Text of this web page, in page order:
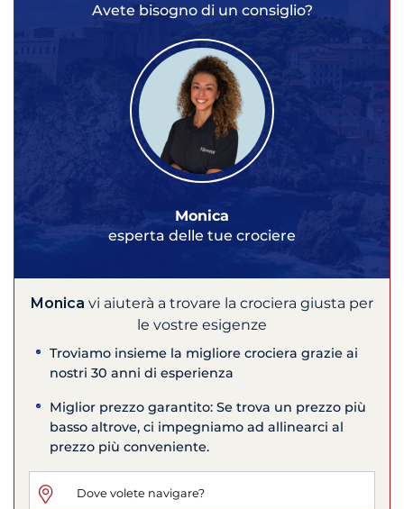
Avete bisogno di un consiglio?
Monica
esperta delle tue crociere
Monica vi aiuterà a trovare la crociera giusta per
le vostre esigenze
Troviamo insieme la migliore crociera grazie ai
nostri 30 anni di esperienza
Miglior prezzo garantito: Se trova un prezzo più
basso altrove, ci impegniamo ad allinearci al
prezzo più conveniente.